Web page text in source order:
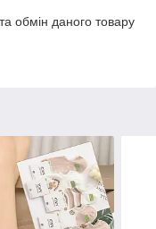
обмін даного товару